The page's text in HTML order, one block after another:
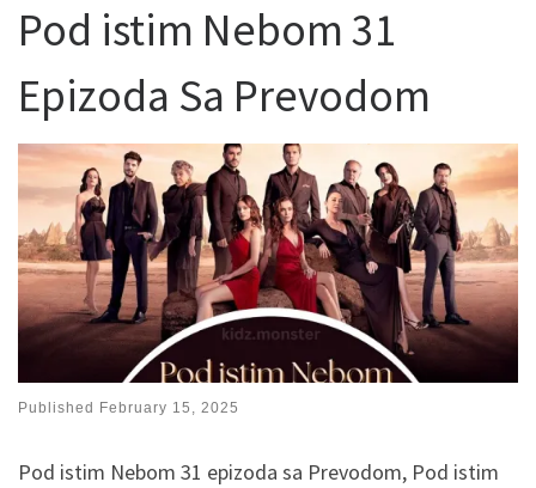
Pod istim Nebom 31
Epizoda Sa Prevodom
Published February 15, 2025
Pod istim Nebom 31 epizoda sa Prevodom, Pod istim